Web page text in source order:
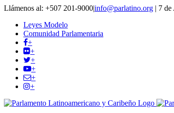
Llámenos al: +507 201-9000|info@parlatino.org | 7 de
Leyes Modelo
Comunidad Parlamentaria
+
+
+
+
+
+